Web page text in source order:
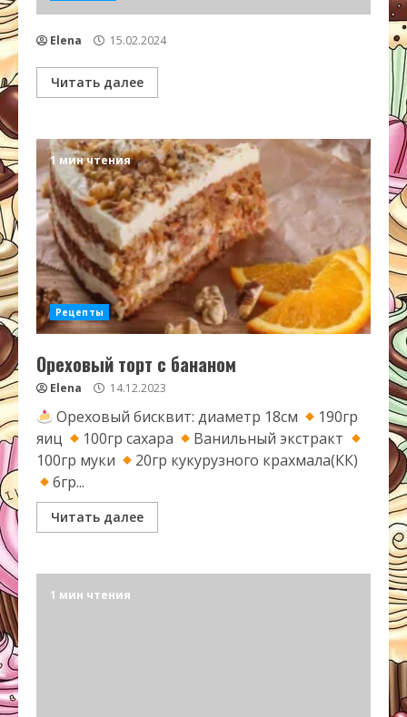
Elena 15.02.2024
Читать далее
1 мин чтения
Рецепты
Ореховый торт с бананом
Elena 14.12.2023
Ореховый бисквит: диаметр 18см
190гр
яиц
100гр сахара
Ванильный экстракт
100гр муки
20гр кукурузного крахмала(КК)
6гр...
Читать далее
1 мин чтения